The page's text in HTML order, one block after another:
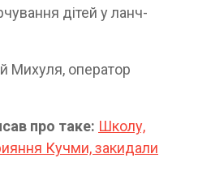
дітей у ланч-
Михуля, оператор
про таке: Школу,
Кучми, закидали